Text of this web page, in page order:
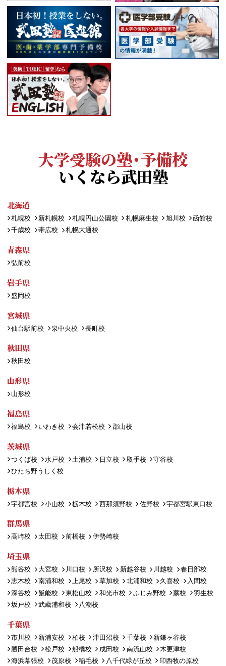
大学受験の塾・予備校
いくなら武田塾
北海道
札幌校 新札幌校 札幌円山公園校 札幌麻生校 旭川校
函館校
千歳校
帯広校 札幌大通校
青森県
弘前校
岩手県
盛岡校
宮城県
仙台駅前校 泉中央校 長町校
秋田県
秋田校
山形県
山形校
福島県
福島校 いわき校 会津若松校 郡山校
茨城県
つくば校 水戸校 土浦校 日立校 取手校
守谷校
ひたち野うしく校
栃木県
宇都宮校 小山校 栃木校 西那須野校 佐野校 宇都宮駅東口校
群馬県
高崎校 太田校 前橋校 伊勢崎校
埼玉県
熊谷校 大宮校 川口校 所沢校 新越谷校 川越校
春日部校
志木校
南浦和校 上尾校 草加校 北浦和校 久喜校
入間校
深谷校
飯能校 東松山校 和光市校 ふじみ野校 蕨校
羽生校
坂戸校
武蔵浦和校 八潮校
千葉県
市川校 新浦安校 柏校 津田沼校 千葉校
新鎌ヶ谷校
勝田台校
松戸校 船橋校 成田校 南流山校
木更津校
海浜幕張校
茂原校 稲毛校 八千代緑が丘校
印西牧の原校